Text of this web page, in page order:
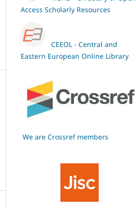
Access Scholarly Resources
CEEOL - Central and
Eastern European Online Library
We are Crossref members